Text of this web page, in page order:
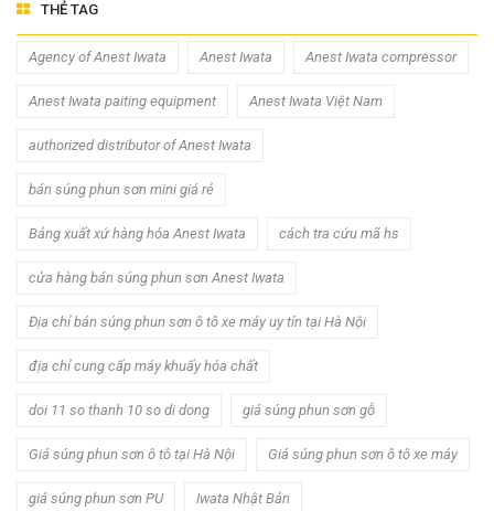
THẺ TAG
Agency of Anest Iwata Anest Iwata Anest Iwata compressor
Anest Iwata paiting equipment Anest Iwata Việt Nam
authorized distributor of Anest Iwata
bán súng phun sơn mini giá rẻ
Bảng xuất xứ hàng hóa Anest Iwata cách tra cứu mã hs
cửa hàng bán súng phun sơn Anest Iwata
Địa chỉ bán súng phun sơn ô tô xe máy uy tín tại Hà Nội
địa chỉ cung cấp máy khuấy hóa chất
doi 11 so thanh 10 so di dong giá súng phun sơn gỗ
Giá súng phun sơn ô tô tại Hà Nội Giá súng phun sơn ô tô xe máy
giá súng phun sơn PU Iwata Nhật Bản